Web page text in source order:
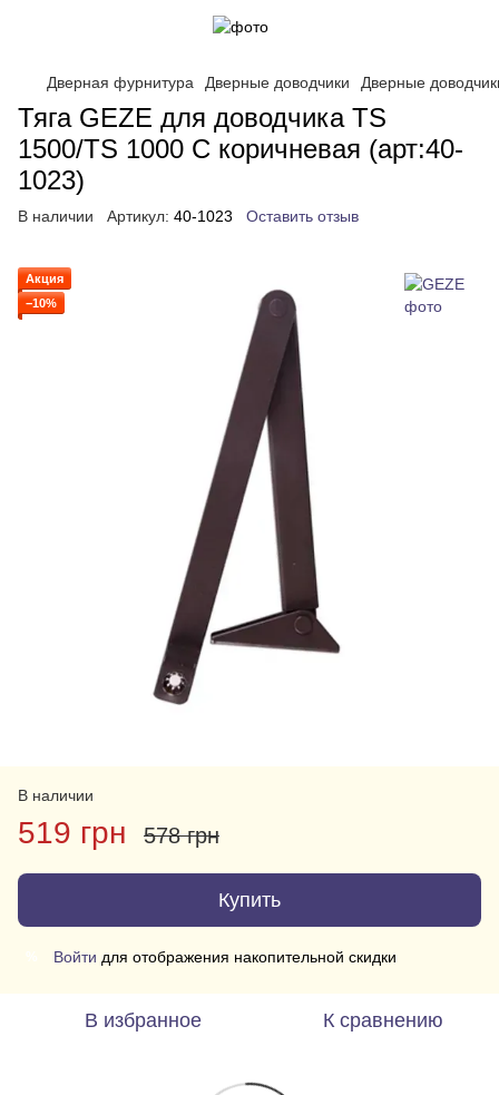
Дверная фурнитура Дверные доводчики Дверные
Тяга GEZE для доводчика TS
1500/TS 1000 C коричневая (арт:40-
1023)
В наличии Артикул: 40-1023 Оставить отзыв
Акция
−10%
В наличии
519 грн 578 грн
Купить
Войти для отображения накопительной скидки
В избранное К сравнению